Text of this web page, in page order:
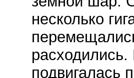
несколько
расходились.
подвигалась